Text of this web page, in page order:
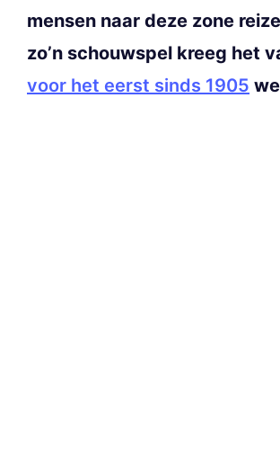
mensen naar deze zone
zo’n schouwspel kreeg het
voor het eerst sinds 1905